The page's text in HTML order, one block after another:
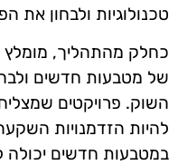
טכנולוגיות ולבחון את
כחלק מהתהליך, מומלץ
של מטבעות חדשים
השוק. פרויקטים
להיות הזדמנויות
במטבעות חדשים יכולה